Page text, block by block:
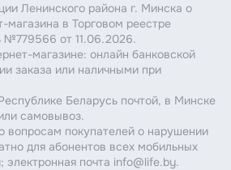
Ленинского района г. Минска о
магазина в Торговом реестре
№779566 от 11.06.2026.
магазине: онлайн банковской
заказа или наличными при
Беларусь почтой, в Минске
самовывоз.
вопросам покупателей о нарушении
для абонентов всех мобильных
электронная почта info@life.by.